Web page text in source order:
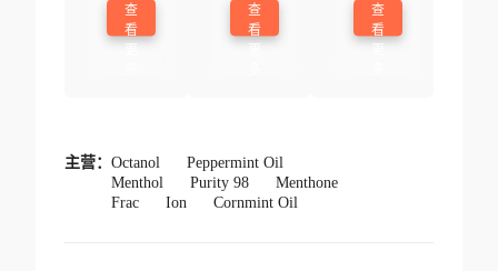
查
看
查
看
查
看
主营： Octanol
Peppermint Oil
Menthol
Purity 98
Menthone
Frac
Ion Cornmint Oil